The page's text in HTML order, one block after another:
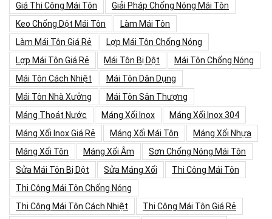
Giá Thi Công Mái Tôn
Giải Pháp Chống Nóng Mái Tôn
Keo Chống Dột Mái Tôn
Làm Mái Tôn
Làm Mái Tôn Giá Rẻ
Lợp Mái Tôn Chống Nóng
Lợp Mái Tôn Giá Rẻ
Mái Tôn Bị Dột
Mái Tôn Chống Nóng
Mái Tôn Cách Nhiệt
Mái Tôn Dân Dụng
Mái Tôn Nhà Xưởng
Mái Tôn Sân Thượng
Máng Thoát Nước
Máng Xối Inox
Máng Xối Inox 304
Máng Xối Inox Giá Rẻ
Máng Xối Mái Tôn
Máng Xối Nhựa
Máng Xối Tôn
Máng Xối Âm
Sơn Chống Nóng Mái Tôn
Sửa Mái Tôn Bị Dột
Sửa Máng Xối
Thi Công Mái Tôn
Thi Công Mái Tôn Chống Nóng
Thi Công Mái Tôn Cách Nhiệt
Thi Công Mái Tôn Giá Rẻ